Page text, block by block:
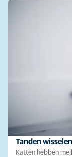
Tanden
Katten hebben